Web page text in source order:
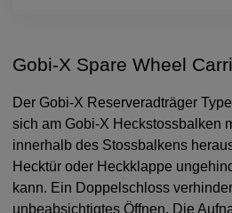
Gobi-X Spare Wheel
Der Gobi-X Reserveradträger
sich am Gobi-X Heckstossbalken
innerhalb des Stossbalkens
Hecktür oder Heckklappe
kann. Ein Doppelschloss
unbeabsichtigtes Öffnen. Die